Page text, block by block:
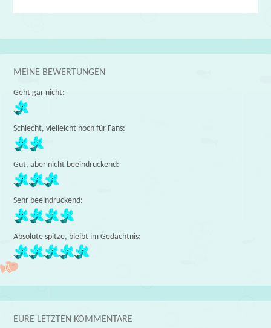
MEINE BEWERTUNGEN
Geht gar nicht:
Schlecht, vielleicht noch für Fans:
Gut, aber nicht beeindruckend:
Sehr beeindruckend:
Absolute spitze, bleibt im Gedächtnis:
EURE LETZTEN KOMMENTARE